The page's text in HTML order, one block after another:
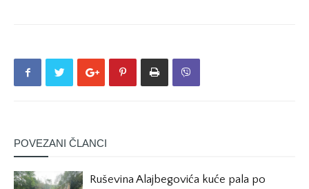
POVEZANI ČLANCI
Ruševina Alajbegovića kuće pala po